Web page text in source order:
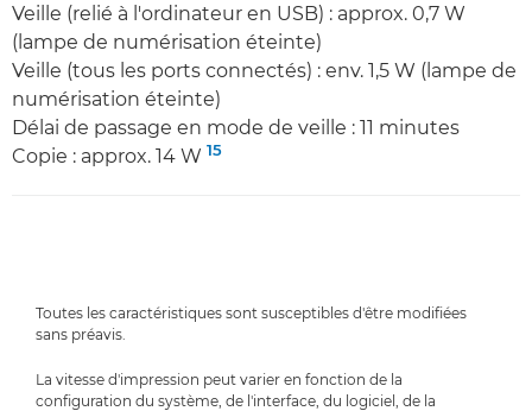
Veille (relié à l'ordinateur en USB) : approx. 0,7 W
(lampe de numérisation éteinte)
Veille (tous les ports connectés) : env. 1,5 W (lampe de
numérisation éteinte)
Délai de passage en mode de veille : 11 minutes
Copie : approx. 14 W 15
Toutes les caractéristiques sont susceptibles d'être modifiées
sans préavis.
La vitesse d'impression peut varier en fonction de la
configuration du système, de l'interface, du logiciel, de la